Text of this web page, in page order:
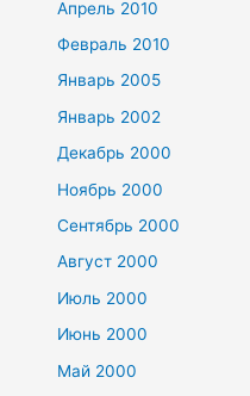
Апрель 2010
Февраль 2010
Январь 2005
Январь 2002
Декабрь 2000
Ноябрь 2000
Сентябрь 2000
Август 2000
Июль 2000
Июнь 2000
Май 2000